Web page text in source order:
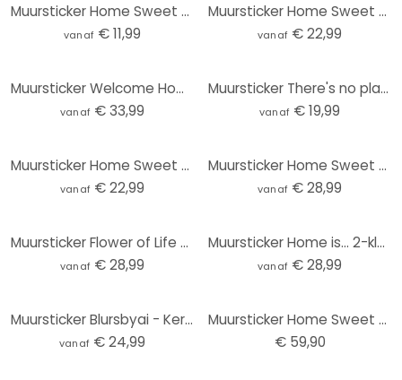
Muursticker Home Sweet Home 5
vanaf € 11,99
Muursticker Home Sweet Home 8
vanaf € 22,99
Muursticker Welcome Home
vanaf € 33,99
Muursticker There's no place like home
vanaf € 19,99
Muursticker Home Sweet Home 3
vanaf € 22,99
Muursticker Home Sweet Home 6
vanaf € 28,99
Muursticker Flower of Life Aquarel Oranje Roze
vanaf € 28,99
Muursticker Home is... 2-kleurig met plek voor foto\'s
vanaf € 28,99
Muursticker Blursbyai - Kerstboom Typografie
vanaf € 24,99
Muursticker Home Sweet Home met Vlinders incl. 3 wandhaken
€ 59,90